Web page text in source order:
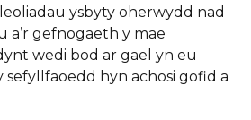
ysbyty oherwydd nad
a’r gefnogaeth y mae
wedi bod ar gael yn eu
sefyllfaoedd hyn achosi gofid a